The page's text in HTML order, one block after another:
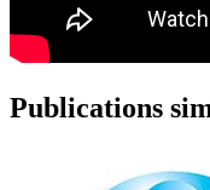
Publications